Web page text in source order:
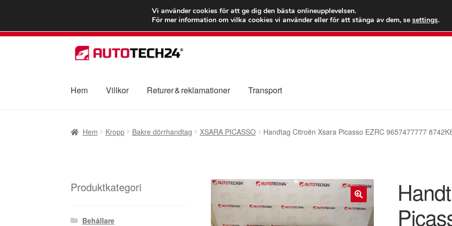
FRAKT från 75 kr
Ring
Hoppa
till
Hoppa
till
Hem Villkor Returer & reklamationer Transport
Hem Kropp Bakre dörrhandtag XSARA PICASSO Handtag Citroën Xsara Picasso EZRC 9657477777
🔍
Produktkategori
Behållare
Vi använder cookies för att ge dig den bästa onlineupplevelsen.
För mer information om vilka cookies vi använder eller för att stänga av dem, se settings.